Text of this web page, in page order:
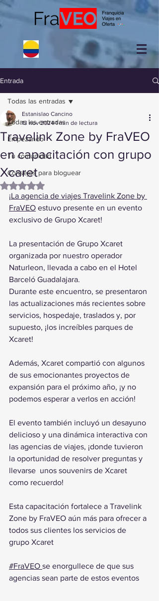
Entrada
Todas las entradas
Empezando
Tu comunidad
Consejos para bloguear
Todas las entradas
Travelink Zone by FraVEO
en capacitación con grupo
Xcaret
Estanislao Cancino
13 nov 2024 1 min de lectura
Obtuvo NaN de 5 estrellas.
¡La agencia de viajes Travelink Zone by
FraVEO estuvo presente en un evento
exclusivo de Grupo Xcaret!
La presentación de Grupo Xcaret
organizada por nuestro operador
Naturleon, llevada a cabo en el Hotel
Barceló Guadalajara.
Durante este encuentro, se presentaron
las actualizaciones más recientes sobre
servicios, hospedaje, traslados y, por
supuesto, ¡los increíbles parques de
Xcaret!
Además, Xcaret compartió con algunos
de sus emocionantes proyectos de
expansión para el próximo año, ¡y no
podemos esperar a verlos en acción!
El evento también incluyó un desayuno
delicioso y una dinámica interactiva con
las agencias de viajes, ¡donde tuvieron
la oportunidad de resolver preguntas y
llevarse  unos souvenirs de Xcaret
como recuerdo!
Esta capacitación fortalece a Travelink
Zone by FraVEO aún más para ofrecer a
todos sus clientes los servicios de
grupo Xcaret
#FraVEO se enorgullece de que sus
agencias sean parte de estos eventos